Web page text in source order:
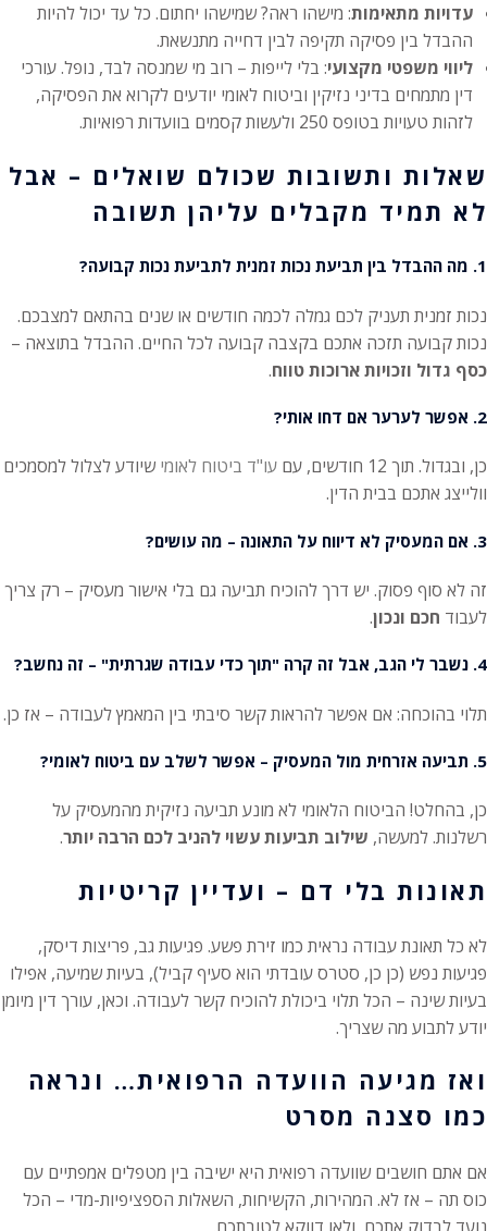
עדויות מתאימות: מישהו ראה? שמישהו יחתום. כל עד יכול להיות
ההבדל בין פסיקה תקיפה לבין דחייה מתנשאת.
ליווי משפטי מקצועי: בלי לייפות – רוב מי שמנסה לבד, נופל. עורכי
דין מתמחים בדיני נזיקין וביטוח לאומי יודעים לקרוא את הפסיקה,
לזהות טעויות בטופס 250 ולעשות קסמים בוועדות רפואיות.
שאלות ותשובות שכולם שואלים – אבל
לא תמיד מקבלים עליהן תשובה
1. מה ההבדל בין תביעת נכות זמנית לתביעת נכות קבועה?
נכות זמנית תעניק לכם גמלה לכמה חודשים או שנים בהתאם למצבכם.
נכות קבועה תזכה אתכם בקצבה קבועה לכל החיים. ההבדל בתוצאה –
כסף גדול וזכויות ארוכות טווח.
2. אפשר לערער אם דחו אותי?
כן, ובגדול. תוך 12 חודשים, עם עו"ד ביטוח לאומי שיודע לצלול למסמכים
וולייצג אתכם בבית הדין.
3. אם המעסיק לא דיווח על התאונה – מה עושים?
זה לא סוף פסוק. יש דרך להוכיח תביעה גם בלי אישור מעסיק – רק צריך
לעבוד חכם ונכון.
4. נשבר לי הגב, אבל זה קרה "תוך כדי עבודה שגרתית" – זה נחשב?
תלוי בהוכחה: אם אפשר להראות קשר סיבתי בין המאמץ לעבודה – אז כן.
5. תביעה אזרחית מול המעסיק – אפשר לשלב עם ביטוח לאומי?
כן, בהחלט! הביטוח הלאומי לא מונע תביעה נזיקית מהמעסיק על
רשלנות. למעשה, שילוב תביעות עשוי להניב לכם הרבה יותר.
תאונות בלי דם – ועדיין קריטיות
לא כל תאונת עבודה נראית כמו זירת פשע. פגיעות גב, פריצות דיסק,
פגיעות נפש (כן כן, סטרס עובדתי הוא סעיף קביל), בעיות שמיעה, אפילו
בעיות שינה – הכל תלוי ביכולת להוכיח קשר לעבודה. וכאן, עורך דין מיומן
יודע לתבוע מה שצריך.
ואז מגיעה הוועדה הרפואית… ונראה
כמו סצנה מסרט
אם אתם חושבים שוועדה רפואית היא ישיבה בין מטפלים אמפתיים עם
כוס תה – אז לא. המהירות, הקשיחות, השאלות הספציפיות-מדי – הכל